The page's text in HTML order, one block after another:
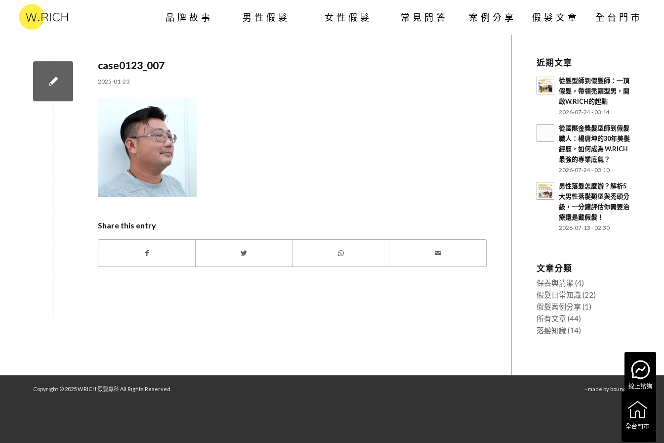
品牌故事 男性假髮 女性假髮 常見問答 案例分享 假髮文章 全台門市
case0123_007
2025-01-23
Share this entry
近期文章
從髮型師到假髮師：一頂
假髮，帶領禿頭型男，開
啟W.RICH的起點
2026-07-24 - 03:14
從國際金獎髮型師到假髮
職人：楊唐坤的30年美髮
經歷，如何成為 W.RICH
最強的專業底氣？
2026-07-24 - 03:10
男性落髮怎麼辦？解析5
大男性落髮類型與禿頭分
級，一分鐘評估你需要治
療還是戴假髮！
2026-07-13 - 02:30
文章分類
保養與清潔 (4)
假髮日常知識(22)
假髮案例分享(1)
所有文章(44)
落髮知識(14)
Copyright © 2025 W.RICH 假髮專科 All Rights Reserved. - made by bouncin線上諮詢
全台門市
全台門市